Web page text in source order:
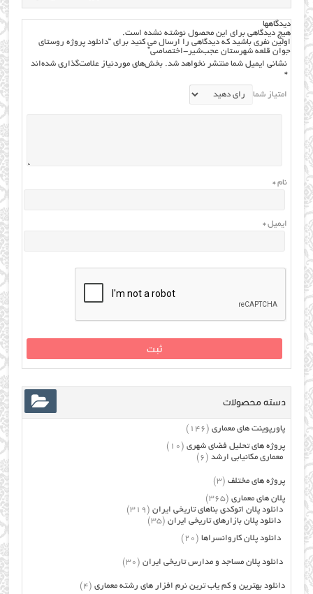
دیدگاهها
هیچ دیدگاهی برای این محصول نوشته نشده است.
اولین نفری باشید که دیدگاهی را ارسال می کنید برای “دانلود پروژه روستای
جوان قلعه شهرستان عجب‌شیر-اختصاصی”
نشانی ایمیل شما منتشر نخواهد شد. بخش‌های موردنیاز علامت‌گذاری شده‌اند
*
امتیاز شما
نام*
ایمیل*
دسته محصولات
پاورپوینت های معماری (146)
پروژه های تحلیل فضای شهری (10)
معماری مکانیابی ارشد (6)
پروژه های مختلف (3)
پلان های معماری (365)
دانلود پلان اتوکدی بناهای تاریخی ایران (319)
دانلود پلان بازارهای تاریخی ایران (35)
دانلود پلان کاروانسراها (20)
دانلود پلان مساجد و مدارس تاریخی ایران (30)
دانلود بهترین و کم یاب ترین نرم افزار های رشته معماری (4)